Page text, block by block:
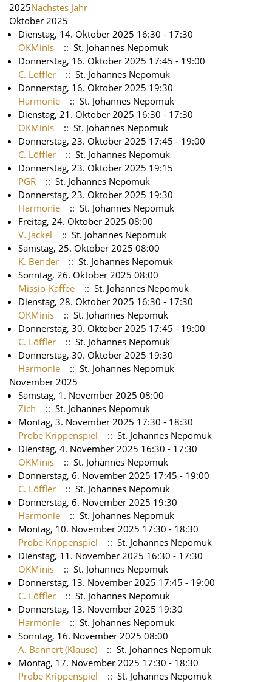
2025Nächstes Jahr
Oktober 2025
Dienstag, 14. Oktober 2025 16:30 - 17:30
OKMinis
:: St. Johannes Nepomuk
Donnerstag, 16. Oktober 2025 17:45 - 19:00
C. Löffler
:: St. Johannes Nepomuk
Donnerstag, 16. Oktober 2025 19:30
Harmonie
:: St. Johannes Nepomuk
Dienstag, 21. Oktober 2025 16:30 - 17:30
OKMinis
:: St. Johannes Nepomuk
Donnerstag, 23. Oktober 2025 17:45 - 19:00
C. Löffler
:: St. Johannes Nepomuk
Donnerstag, 23. Oktober 2025 19:15
PGR
:: St. Johannes Nepomuk
Donnerstag, 23. Oktober 2025 19:30
Harmonie
:: St. Johannes Nepomuk
Freitag, 24. Oktober 2025 08:00
V. Jackel
:: St. Johannes Nepomuk
Samstag, 25. Oktober 2025 08:00
K. Bender
:: St. Johannes Nepomuk
Sonntag, 26. Oktober 2025 08:00
Missio-Kaffee
:: St. Johannes Nepomuk
Dienstag, 28. Oktober 2025 16:30 - 17:30
OKMinis
:: St. Johannes Nepomuk
Donnerstag, 30. Oktober 2025 17:45 - 19:00
C. Löffler
:: St. Johannes Nepomuk
Donnerstag, 30. Oktober 2025 19:30
Harmonie
:: St. Johannes Nepomuk
November 2025
Samstag, 1. November 2025 08:00
Zich
:: St. Johannes Nepomuk
Montag, 3. November 2025 17:30 - 18:30
Probe Krippenspiel
:: St. Johannes Nepomuk
Dienstag, 4. November 2025 16:30 - 17:30
OKMinis
:: St. Johannes Nepomuk
Donnerstag, 6. November 2025 17:45 - 19:00
C. Löffler
:: St. Johannes Nepomuk
Donnerstag, 6. November 2025 19:30
Harmonie
:: St. Johannes Nepomuk
Montag, 10. November 2025 17:30 - 18:30
Probe Krippenspiel
:: St. Johannes Nepomuk
Dienstag, 11. November 2025 16:30 - 17:30
OKMinis
:: St. Johannes Nepomuk
Donnerstag, 13. November 2025 17:45 - 19:00
C. Löffler
:: St. Johannes Nepomuk
Donnerstag, 13. November 2025 19:30
Harmonie
:: St. Johannes Nepomuk
Sonntag, 16. November 2025 08:00
A. Bannert (Klause)
:: St. Johannes Nepomuk
Montag, 17. November 2025 17:30 - 18:30
Probe Krippenspiel
:: St. Johannes Nepomuk